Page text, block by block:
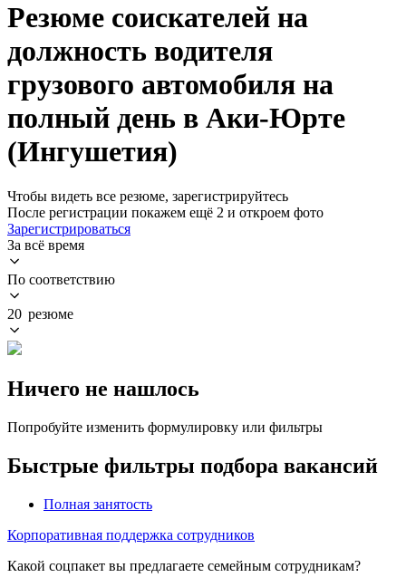
Резюме соискателей на
должность водителя
грузового автомобиля на
полный день в Аки-Юрте
(Ингушетия)
Чтобы видеть все резюме, зарегистрируйтесь
После регистрации покажем ещё 2 и откроем фото
Зарегистрироваться
За всё время
По соответствию
20 резюме
Ничего не нашлось
Попробуйте изменить формулировку или фильтры
Быстрые фильтры подбора вакансий
Полная занятость
Корпоративная поддержка сотрудников
Какой соцпакет вы предлагаете семейным сотрудникам?